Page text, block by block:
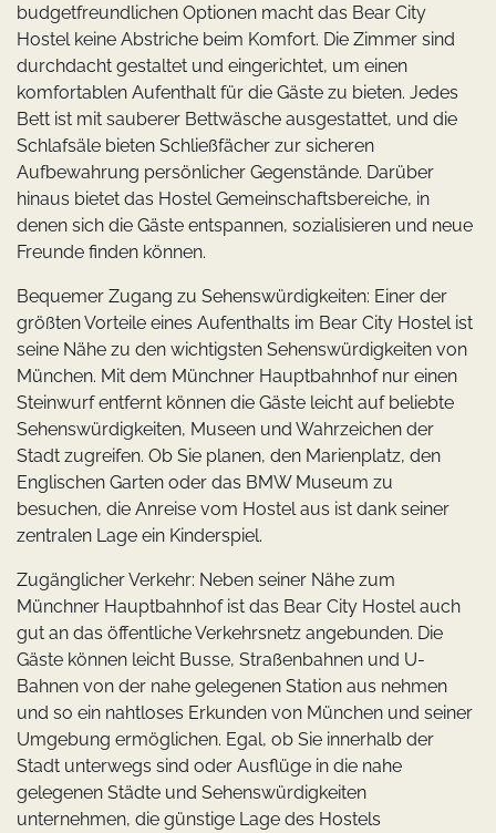
budgetfreundlichen Optionen macht das Bear City
Hostel keine Abstriche beim Komfort. Die Zimmer sind
durchdacht gestaltet und eingerichtet, um einen
komfortablen Aufenthalt für die Gäste zu bieten. Jedes
Bett ist mit sauberer Bettwäsche ausgestattet, und die
Schlafsäle bieten Schließfächer zur sicheren
Aufbewahrung persönlicher Gegenstände. Darüber
hinaus bietet das Hostel Gemeinschaftsbereiche, in
denen sich die Gäste entspannen, sozialisieren und neue
Freunde finden können.
Bequemer Zugang zu Sehenswürdigkeiten: Einer der
größten Vorteile eines Aufenthalts im Bear City Hostel ist
seine Nähe zu den wichtigsten Sehenswürdigkeiten von
München. Mit dem Münchner Hauptbahnhof nur einen
Steinwurf entfernt können die Gäste leicht auf beliebte
Sehenswürdigkeiten, Museen und Wahrzeichen der
Stadt zugreifen. Ob Sie planen, den Marienplatz, den
Englischen Garten oder das BMW Museum zu
besuchen, die Anreise vom Hostel aus ist dank seiner
zentralen Lage ein Kinderspiel.
Zugänglicher Verkehr: Neben seiner Nähe zum
Münchner Hauptbahnhof ist das Bear City Hostel auch
gut an das öffentliche Verkehrsnetz angebunden. Die
Gäste können leicht Busse, Straßenbahnen und U-
Bahnen von der nahe gelegenen Station aus nehmen
und so ein nahtloses Erkunden von München und seiner
Umgebung ermöglichen. Egal, ob Sie innerhalb der
Stadt unterwegs sind oder Ausflüge in die nahe
gelegenen Städte und Sehenswürdigkeiten
unternehmen, die günstige Lage des Hostels